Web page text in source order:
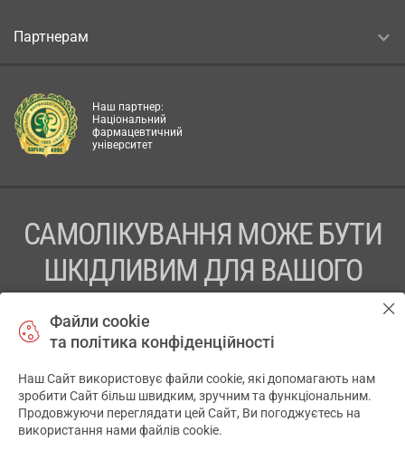
Партнерам
Наш партнер:
Національний
фармацевтичний
університет
САМОЛІКУВАННЯ МОЖЕ БУТИ
ШКІДЛИВИМ ДЛЯ ВАШОГО
ПЕРЕД ЗАСТОСУВАННЯМ ПРЕПАРАТУ ПРОКОНСУЛЬТУЙТЕСЬ
ТОВ «АПТЕКА 911.ЮА» Код ЄДРПОУ 43631965.
Відмова від відповідальності
Файли cookie
та політика конфіденційності
Наш Сайт використовує файли cookie, які допомагають нам
зробити Сайт більш швидким, зручним та функціональним.
Продовжуючи переглядати цей Сайт, Ви погоджуєтесь на
використання нами файлів cookie.
✕